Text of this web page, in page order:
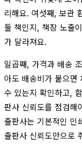
리해요. 여섯째, 보관
둘 책인지, 책장 노출
가 달라져요.
일곱째, 가격과 배송
아도 배송비가 붙으면
수 있는지 확인하고,
판사 신뢰도를 점검해
출판사는 기본적인 인
출판사 신뢰도만으로